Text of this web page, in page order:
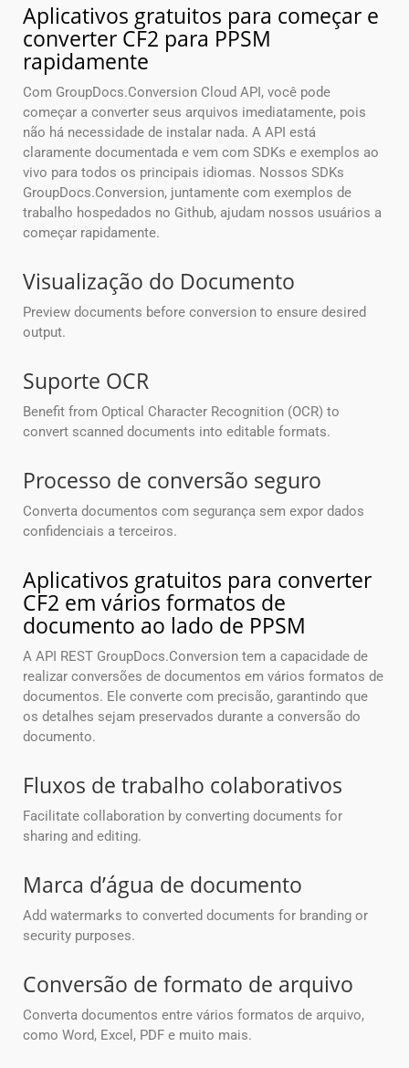
Aplicativos gratuitos para começar e
converter CF2 para PPSM
rapidamente
Com GroupDocs.Conversion Cloud API, você pode
começar a converter seus arquivos imediatamente, pois
não há necessidade de instalar nada. A API está
claramente documentada e vem com SDKs e exemplos ao
vivo para todos os principais idiomas. Nossos SDKs
GroupDocs.Conversion, juntamente com exemplos de
trabalho hospedados no Github, ajudam nossos usuários a
começar rapidamente.
Visualização do Documento
Preview documents before conversion to ensure desired
output.
Suporte OCR
Benefit from Optical Character Recognition (OCR) to
convert scanned documents into editable formats.
Processo de conversão seguro
Converta documentos com segurança sem expor dados
confidenciais a terceiros.
Aplicativos gratuitos para converter
CF2 em vários formatos de
documento ao lado de PPSM
A API REST GroupDocs.Conversion tem a capacidade de
realizar conversões de documentos em vários formatos de
documentos. Ele converte com precisão, garantindo que
os detalhes sejam preservados durante a conversão do
documento.
Fluxos de trabalho colaborativos
Facilitate collaboration by converting documents for
sharing and editing.
Marca d’água de documento
Add watermarks to converted documents for branding or
security purposes.
Conversão de formato de arquivo
Converta documentos entre vários formatos de arquivo,
como Word, Excel, PDF e muito mais.